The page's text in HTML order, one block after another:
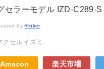
セラーモデル IZD-C289-S
byRinker
クセルイズミ
Amazon 楽天市場